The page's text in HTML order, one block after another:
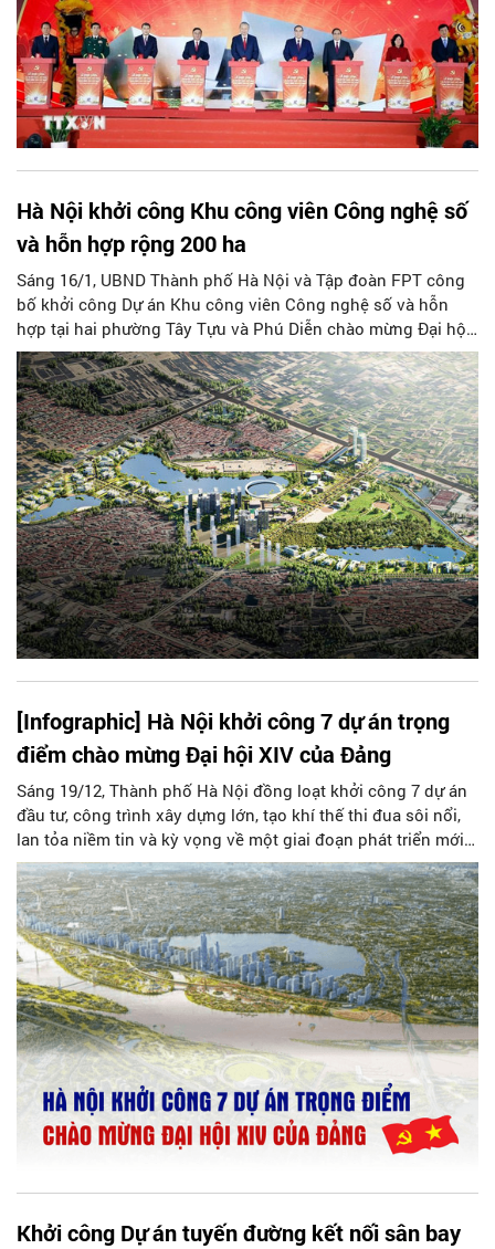
Hà Nội khởi công Khu công viên Công nghệ số
và hỗn hợp rộng 200 ha
Sáng 16/1, UBND Thành phố Hà Nội và Tập đoàn FPT công
bố khởi công Dự án Khu công viên Công nghệ số và hỗn
hợp tại hai phường Tây Tựu và Phú Diễn chào mừng Đại hội
đại biểu toàn quốc lần thứ XIV của Đảng. Dự án được kỳ
vọng trở thành hạt nhân đổi mới sáng tạo, tạo động lực phát
triển kinh tế số và khoa học công nghệ của Thủ đô trong
giai đoạn mới.
[Infographic] Hà Nội khởi công 7 dự án trọng
điểm chào mừng Đại hội XIV của Đảng
Sáng 19/12, Thành phố Hà Nội đồng loạt khởi công 7 dự án
đầu tư, công trình xây dựng lớn, tạo khí thế thi đua sôi nổi,
lan tỏa niềm tin và kỳ vọng về một giai đoạn phát triển mới
của Thủ đô.
Khởi công Dự án tuyến đường kết nối sân bay